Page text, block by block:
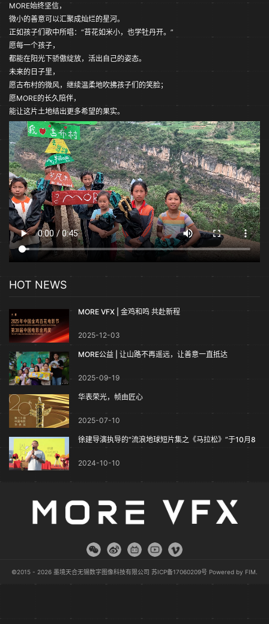
MORE始终坚信，
微小的善意可以汇聚成灿烂的星河。
正如孩子们歌中所唱：“苔花如米小，也学牡丹开。”
愿每一个孩子，
都能在阳光下骄傲绽放，活出自己的姿态。
未来的日子里，
愿古布村的微风，继续温柔地吹拂孩子们的笑脸；
愿MORE的长久陪伴，
能让这片土地结出更多希望的果实。
HOT NEWS
MORE VFX | 金鸡和鸣 共赴新程
2025-12-03
MORE公益 | 让山路不再遥远，让善意一直抵达
2025-09-19
华表荣光，帧由匠心
2025-07-10
徐建导演执导的“流浪地球短片集之《马拉松》”于10月8
2024-10-10
©2015 - 2026 墨境天合无锡数字图像科技有限公司 苏ICP备17060209号 Powered by FIM